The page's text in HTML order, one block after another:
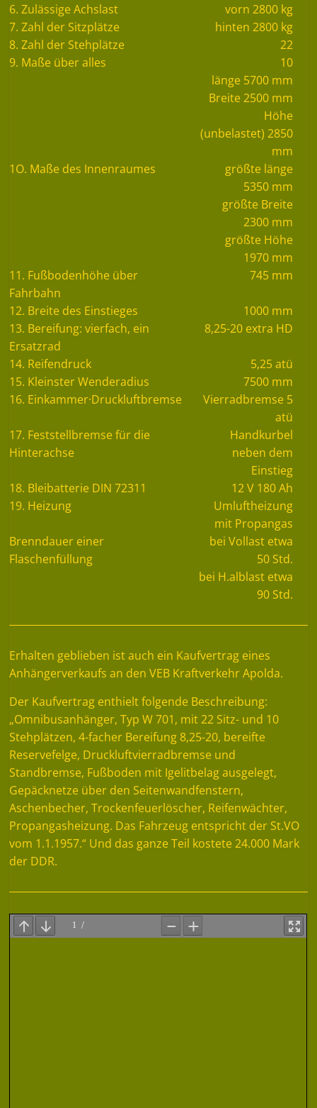
6. Zulässige Achslast
vorn 2800 kg
7. Zahl der Sitzplätze
hinten 2800 kg
8. Zahl der Stehplätze
22
9. Maße über alles
10
länge 5700 mm
Breite 2500 mm
Höhe
(unbelastet) 2850
mm
1O. Maße des Innenraumes
größte länge
5350 mm
größte Breite
2300 mm
größte Höhe
1970 mm
11. Fußbodenhöhe über
Fahrbahn
745 mm
12. Breite des Einstieges
1000 mm
13. Bereifung: vierfach, ein
Ersatzrad
8,25-20 extra HD
14. Reifendruck
5,25 atü
15. Kleinster Wenderadius
7500 mm
16. Einkammer·Druckluftbremse
Vierradbremse 5
atü
17. Feststellbremse für die
Hinterachse
Handkurbel
neben dem
Einstieg
18. Bleibatterie DIN 72311
12 V 180 Ah
19. Heizung
Umluftheizung
mit Propangas
Brenndauer einer
Flaschenfüllung
bei Vollast etwa
50 Std.
bei H.alblast etwa
90 Std.
Erhalten geblieben ist auch ein Kaufvertrag eines
Anhängerverkaufs an den VEB Kraftverkehr Apolda.
Der Kaufvertrag enthielt folgende Beschreibung:
„Omnibusanhänger, Typ W 701, mit 22 Sitz- und 10
Stehplätzen, 4-facher Bereifung 8,25-20, bereifte
Reservefelge, Druckluftvierradbremse und
Standbremse, Fußboden mit Igelitbelag ausgelegt,
Gepäcknetze über den Seitenwandfenstern,
Aschenbecher, Trockenfeuerlöscher, Reifenwächter,
Propangasheizung. Das Fahrzeug entspricht der St.VO
vom 1.1.1957.“ Und das ganze Teil kostete 24.000 Mark
der DDR.